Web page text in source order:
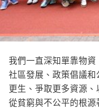
我們一直深知單靠物
社區發展、政策倡議
更生、爭取更多資源、
從貧窮與不公平的根